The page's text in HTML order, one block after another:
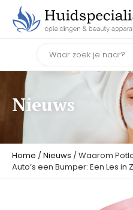
Nieuws
Home /Nieuws / Waarom
Auto’s een Bumper: Een Les